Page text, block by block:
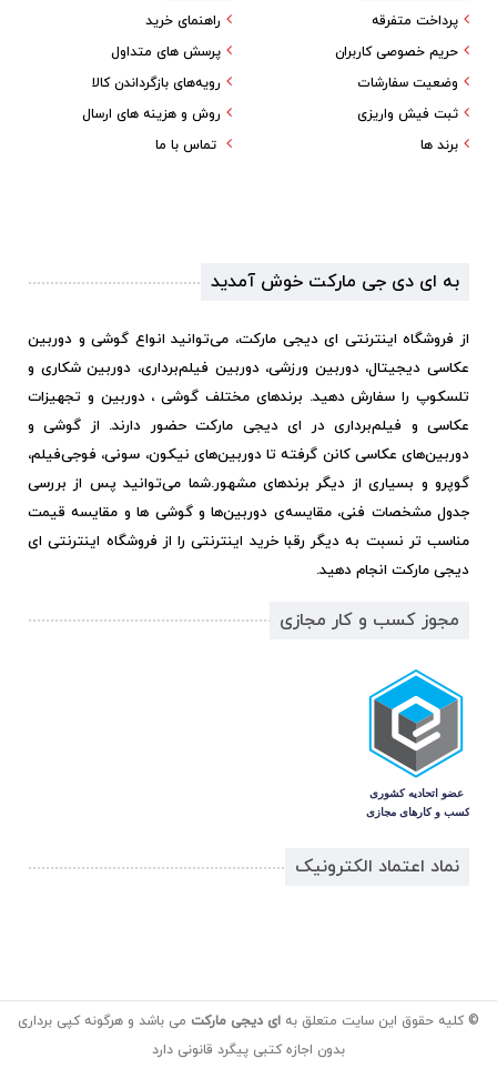
راهنمای خرید
پرسش های متداول
رویه‌های بازگرداندن کالا
روش و هزینه های ارسال
تماس با ما
پرداخت متفرقه
حریم خصوصی کاربران
وضعیت سفارشات
ثبت فیش واریزی
برند ها
به ای دی جی مارکت خوش آمدید
از فروشگاه اینترنتی ای دیجی مارکت، می‌توانید انواع گوشی و دوربین
عکاسی دیجیتال، دوربین ورزشی، دوربین فیلم‌برداری، دوربین شکاری و
تلسکوپ را سفارش دهید. برندهای مختلف گوشی ، دوربین و تجهیزات
عکاسی و فیلم‌برداری در ای دیجی مارکت حضور دارند. از گوشی و
دوربین‌های عکاسی کانن گرفته تا دوربین‌های نیکون، سونی، فوجی‌فیلم،
گوپرو و بسیاری از دیگر برندهای مشهور.شما می‌توانید پس از بررسی
جدول مشخصات فنی، مقایسه‌ی دوربین‌ها و گوشی ها و مقایسه قیمت
مناسب تر نسبت به دیگر رقبا خرید اینترنتی را از فروشگاه اینترنتی ای
دیجی مارکت انجام دهید.
مجوز کسب و کار مجازی
نماد اعتماد الکترونیک
© کلیه حقوق این سایت متعلق به ای دیجی مارکت می باشد و هرگونه کپی برداری
بدون اجازه کتبی پیگرد قانونی دارد